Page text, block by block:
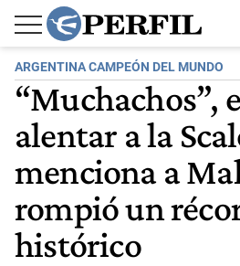
ARGENTINA CAMPEÓN DEL MUNDO
“Muchachos”,
alentar a la
menciona a
rompió un
histórico